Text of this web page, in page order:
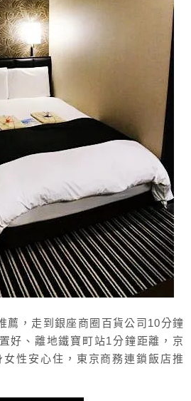
薦，走到銀座商圈百貨公司10分鐘
好、離地鐵寶町站1分鐘距離，京
性安心住，東京商務連鎖飯店推